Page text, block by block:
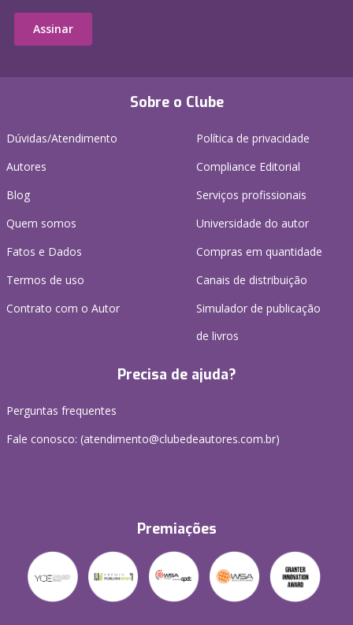
Sobre o Clube
Dúvidas/Atendimento
Autores
Blog
Quem somos
Fatos e Dados
Termos de uso
Contrato com o Autor
Política de privacidade
Compliance Editorial
Serviços profissionais
Universidade do autor
Compras em quantidade
Canais de distribuição
Simulador de publicação
de livros
Precisa de ajuda?
Perguntas frequentes
Fale conosco: (atendimento@clubedeautores.com.br)
Premiações
Assinar